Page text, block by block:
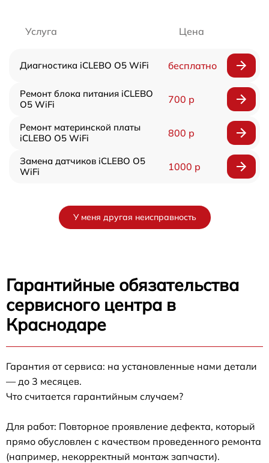
Услуга Цена
Диагностика iCLEBO O5 WiFi бесплатно
Ремонт блока питания iCLEBO
O5 WiFi
700 р
Ремонт материнской платы
iCLEBO O5 WiFi
800 р
Замена датчиков iCLEBO O5
WiFi
1000 р
У меня другая неисправность
Гарантийные обязательства
сервисного центра в
Краснодаре
Гарантия от сервиса: на установленные нами детали
— до 3 месяцев.
Что считается гарантийным случаем?
Для работ: Повторное проявление дефекта, который
прямо обусловлен с качеством проведенного ремонта
(например, некорректный монтаж запчасти).